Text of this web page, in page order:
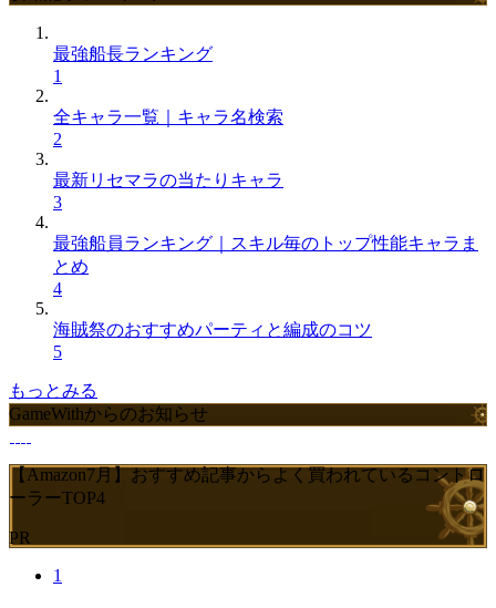
最強船長ランキング
1
全キャラ一覧｜キャラ名検索
2
最新リセマラの当たりキャラ
3
最強船員ランキング｜スキル毎のトップ性能キャラま
とめ
4
海賊祭のおすすめパーティと編成のコツ
5
もっとみる
GameWithからのお知らせ
【Amazon7月】おすすめ記事からよく買われているコントロ
ーラーTOP4
PR
1